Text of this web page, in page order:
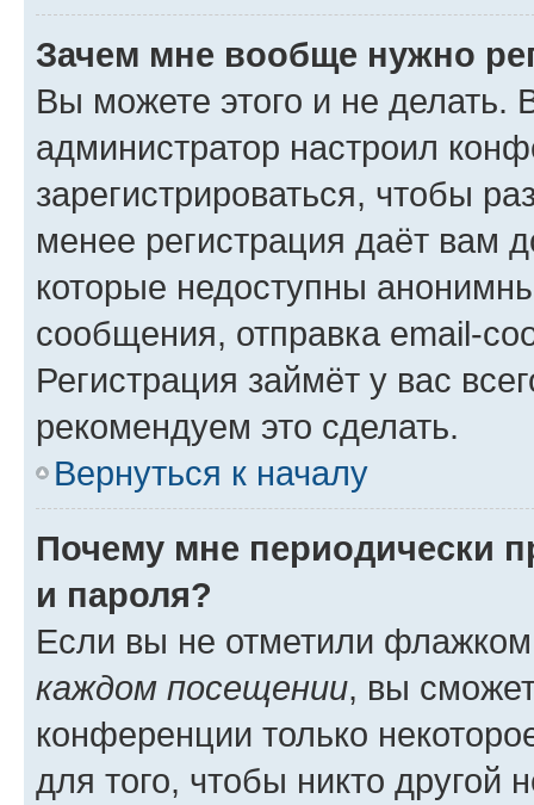
Зачем мне вообще нужно
Вы можете этого и не делать.
администратор настроил
зарегистрироваться, чтобы
менее регистрация даёт вам
которые недоступны
сообщения, отправка email-
Регистрация займёт у вас
рекомендуем это сделать.
Вернуться к началу
Почему мне периодически
и пароля?
Если вы не отметили
каждом посещении, вы
конференции только
для того, чтобы никто другой